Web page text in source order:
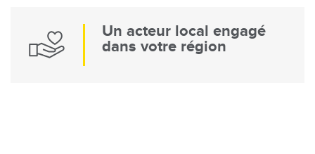
Un acteur local engagé
dans votre région